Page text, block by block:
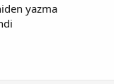
yazma​